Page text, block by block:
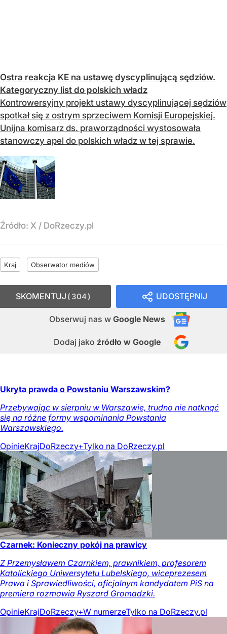
Ostra reakcja KE na ustawę dyscyplinującą sędziów.
Kategoryczny list do polskich władz
Kontrowersyjny projekt ustawy dyscyplinującej sędziów
spotkał się z ostrym sprzeciwem Komisji Europejskiej.
Unijna komisarz ds. praworządności wystosowała
stanowczy apel do polskich władz w tej sprawie.
Źródło: X / DoRzeczy.pl
Kraj Obserwator mediów
UDOSTĘPNIJ
Obserwuj nas w Google News
Dodaj jako źródło w Google
SKOMENTUJ 304
Ukryta prawda o Powstaniu Warszawskim?
Przebywając w sierpniu w Warszawie, trudno nie natknąć
się na różne formy wspominania Powstania
Warszawskiego.
OpinieKrajDoRzeczy+Tylko na DoRzeczy.pl
Czarnek: Konieczny pokój na prawicy
Z Przemysławem Czarnkiem, prawnikiem, profesorem
Katolickiego Uniwersytetu Lubelskiego, wiceprezesem
Prawa i Sprawiedliwości, oficjalnym kandydatem PiS na
premiera rozmawia Ryszard Gromadzki.
OpinieKrajDoRzeczy+W numerzeTylko na DoRzeczy.pl